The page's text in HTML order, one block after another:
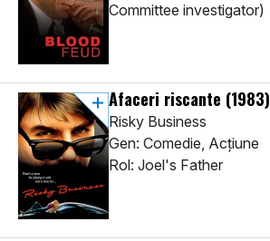
Committee investigator)
Afaceri riscante (1983)
Risky Business
Gen: Comedie, Acţiune
Rol: Joel's Father